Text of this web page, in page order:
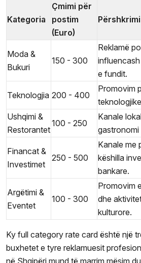
Kategoria
Çmimi për
postim
(Euro)
Përshkrimi
Moda &
Bukuri
150 - 300
Reklamë
e fundit.
Teknologjia 200 - 400
Promovim
Ushqimi &
Restorantet
100 - 250
Kanale
gastronomi
Financat &
Investimet
250 - 500
Kanale me
këshilla
bankare.
Argëtimi &
Eventet
100 - 300
Promovim
dhe
kulturore.
Ky full category rate card është një
buxhetet e tyre reklamuesit
në Shqipëri mund të marrim mësim